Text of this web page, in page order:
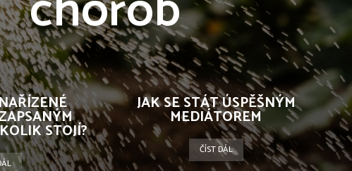
STOJÍ?
JAK SE STÁT ÚSPĚŠNÝM
MEDIÁTOREM
ČÍST DÁL